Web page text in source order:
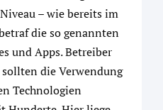
– wie bereits im
die so genannten
und Apps. Betreiber
die Verwendung
Technologien